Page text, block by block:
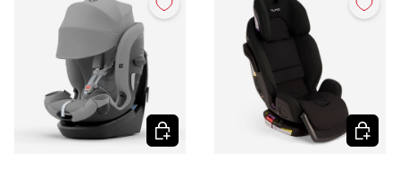
Ajouter au panier Ajouter